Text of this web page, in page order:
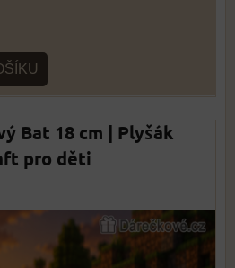
Bat 18 cm | Plyšák
pro děti